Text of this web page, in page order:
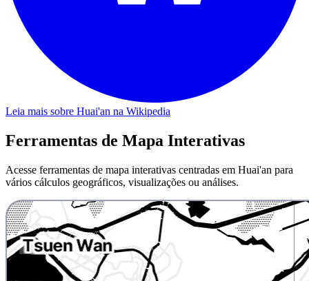
Leia mais sobre Huai'an na Wikipedia
Ferramentas de Mapa Interativas
Acesse ferramentas de mapa interativas centradas em Huai'an para
vários cálculos geográficos, visualizações ou análises.